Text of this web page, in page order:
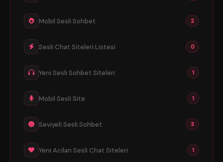
Mobil Sesli Sohbet 2
Sesli Chat Siteleri Listesi 0
Yeni Sesli Sohbet Siteleri 1
Mobil Sesli Site 1
Seviyeli Sesli Sohbet 3
Yeni Acilan Sesli Chat Siteleri 1